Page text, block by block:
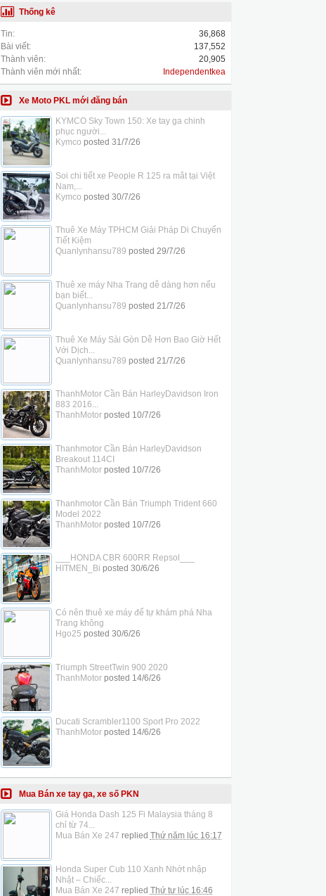
Thống kê
Tin:
36,868
Bài viết:
137,552
Thành viên:
20,905
Thành viên mới nhất:
Independentkea
Xe Moto PKL mới đăng bán
KYMCO Sky Town 150: Xe tay ga chinh
phục người...
Kymco posted 31/7/26
Soi chi tiết xe People R 125 ra mắt tại Việt
Nam,...
Kymco posted 30/7/26
Thuê Xe Máy TPHCM Giải Pháp Di Chuyển
Tiết Kiệm
Quanlynhansu789 posted 29/7/26
Thuê xe máy Nha Trang dễ dàng hơn nếu
bạn biết...
Quanlynhansu789 posted 21/7/26
Thuê Xe Máy Sài Gòn Dễ Hơn Bao Giờ Hết
Với Dịch...
Quanlynhansu789 posted 21/7/26
ThanhMotor Cần Bán HarleyDavidson Iron
883 2016...
ThanhMotorposted 10/7/26
Thanhmotor Cần Bán HarleyDavidson
Breakout 114CI
ThanhMotorposted 10/7/26
Thanhmotor Cần Bán Triumph Trident 660
Model 2022
ThanhMotorposted 10/7/26
___HONDA CBR 600RR Repsol___
HITMEN_Bi posted 30/6/26
Có nên thuê xe máy để tự khám phá Nha
Trang không
Hgo25 posted 30/6/26
Triumph StreetTwin 900 2020
ThanhMotorposted 14/6/26
Ducati Scrambler1100 Sport Pro 2022
ThanhMotorposted 14/6/26
Mua Bán xe tay ga, xe số PKN
Giá Honda Dash 125 Fi Malaysia tháng 8
chỉ từ 74...
Mua Bán Xe 247 replied Thứ năm lúc 16:17
Honda Super Cub 110 Xanh Nhớt nhập
Nhật – Chiếc...
Mua Bán Xe 247 replied Thứ tư lúc 16:46